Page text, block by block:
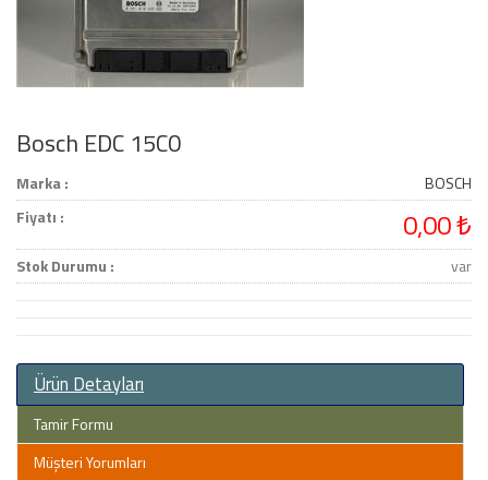
Bosch EDC 15C0
Marka :
BOSCH
Fiyatı :
0,00 ₺
Stok Durumu : var
Ürün Detayları
Tamir Formu
Müşteri Yorumları